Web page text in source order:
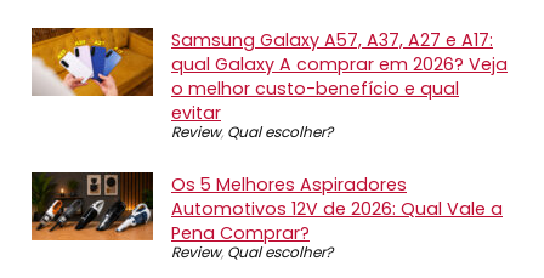
Samsung Galaxy A57, A37, A27 e A17:
qual Galaxy A comprar em 2026? Veja
o melhor custo-benefício e qual
evitar
Review, Qual escolher?
Os 5 Melhores Aspiradores
Automotivos 12V de 2026: Qual Vale a
Pena Comprar?
Review, Qual escolher?